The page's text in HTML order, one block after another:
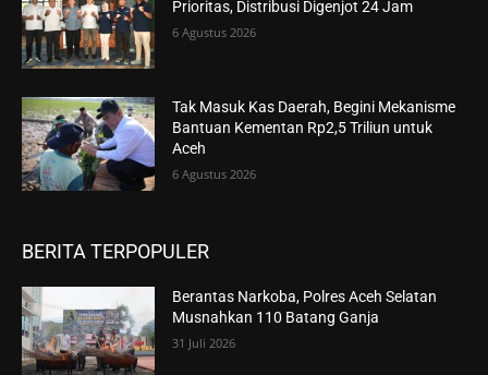
Prioritas, Distribusi Digenjot 24 Jam
6 Agustus 2026
Tak Masuk Kas Daerah, Begini Mekanisme
Bantuan Kementan Rp2,5 Triliun untuk
Aceh
6 Agustus 2026
BERITA TERPOPULER
Berantas Narkoba, Polres Aceh Selatan
Musnahkan 110 Batang Ganja
31 Juli 2026